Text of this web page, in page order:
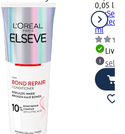
0,05 l
ogxSer
protect
ml